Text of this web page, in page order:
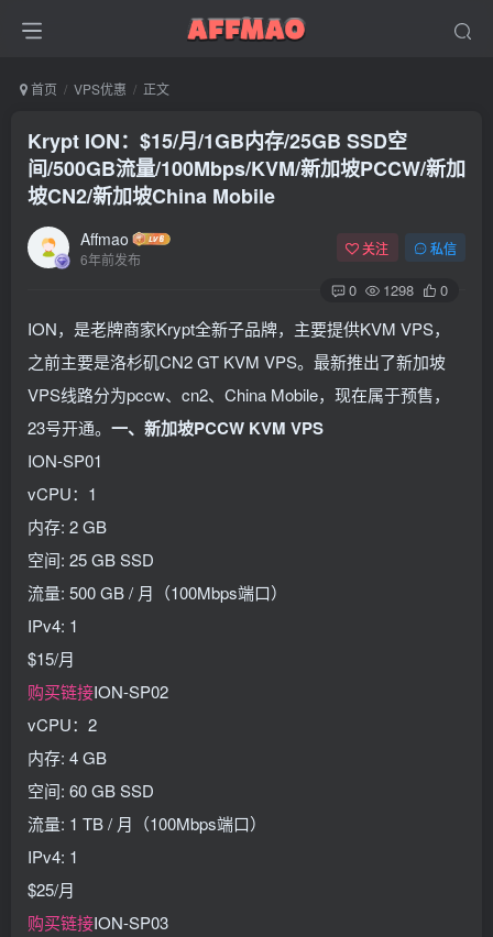
首页 VPS优惠 正文
Krypt ION：$15/月/1GB内存/25GB SSD空
间/500GB流量/100Mbps/KVM/新加坡PCCW/新加
坡CN2/新加坡China Mobile
Affmao
6年前发布
关注 私信
0 1298 0
ION，是老牌商家Krypt全新子品牌，主要提供KVM VPS，
之前主要是洛杉矶CN2 GT KVM VPS。最新推出了新加坡
VPS线路分为pccw、cn2、China Mobile，现在属于预售，
23号开通。 一、新加坡PCCW KVM VPS
ION-SP01
vCPU：1
内存: 2 GB
空间: 25 GB SSD
流量: 500 GB / 月（100Mbps端口）
IPv4: 1
$15/月
购买链接ION-SP02
vCPU：2
内存: 4 GB
空间: 60 GB SSD
流量: 1 TB / 月（100Mbps端口）
IPv4: 1
$25/月
购买链接ION-SP03